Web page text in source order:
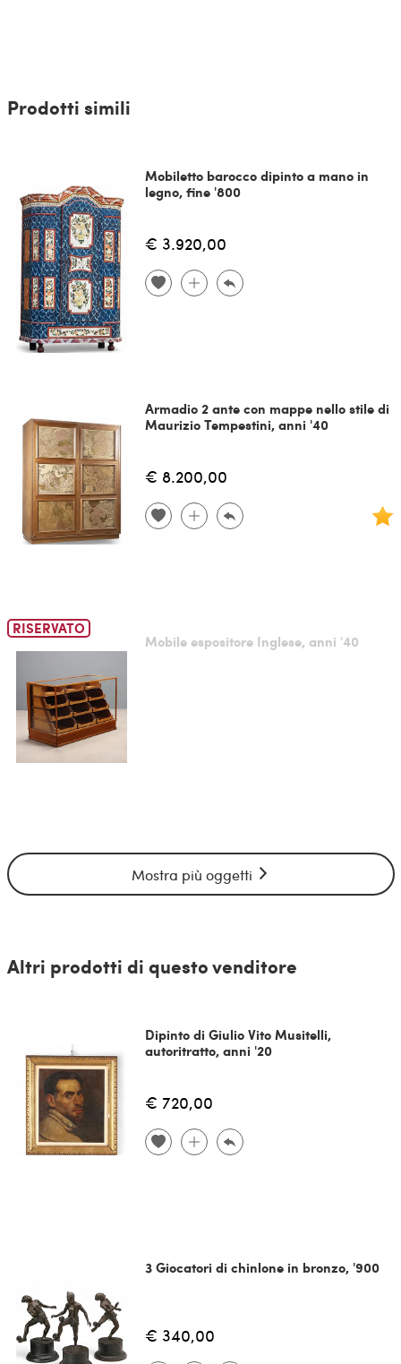
Prodotti simili
Mobiletto barocco dipinto a mano in
legno, fine '800
€ 3.920,00
Armadio 2 ante con mappe nello stile di
Maurizio Tempestini, anni '40
€ 8.200,00
RISERVATO
Mobile espositore Inglese, anni '40
Mostra più oggetti
Altri prodotti di questo venditore
Dipinto di Giulio Vito Musitelli,
autoritratto, anni '20
€ 720,00
3 Giocatori di chinlone in bronzo, '900
€ 340,00